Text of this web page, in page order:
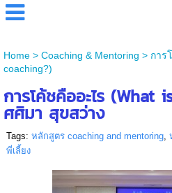
Home> Coaching & Mentoring > การ
coaching?)
การโค้ชคืออะไร (What
ศศิมา สุขสว่าง
Tags: หลักสูตร coaching and mentoring,
พี่เลี้ยง